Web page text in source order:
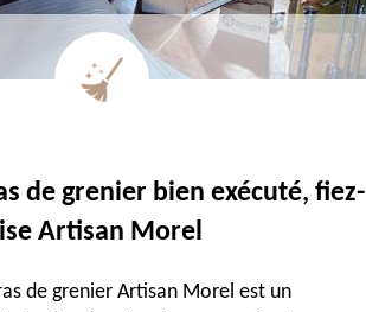
de grenier bien exécuté, fiez-
Artisan Morel
de grenier Artisan Morel est un